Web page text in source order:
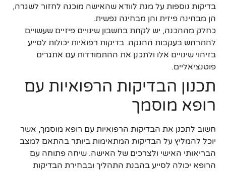
בדיקות נוספות על מנת לוודא שהאישה מוכנה לחזור לשגרה,
הן מבחינה פיזית והן מבחינה נפשית.
כחלק מההכנה, יש לקחת בחשבון שינויים פיזיים שעשויים
להתרחש בעקבות ההנקה. בדיקות רפואיות יכולות לסייע
בזיהוי שינויים אלו ולתכנן את ההתמודדות עם אתגרים
פוטנציאליים.
תכנון הבדיקות הרפואיות עם
רופא מוסמך
חשוב לתכנן את הבדיקות הרפואיות עם רופא מוסמך, אשר
יוכל להמליץ על הבדיקות המתאימות ביותר בהתאם למצב
הבריאותי האישי ולצרכים של האישה. שיחה פתוחה עם
הרופא יכולה לסייע בהבנת התהליך ובבחירת הבדיקות